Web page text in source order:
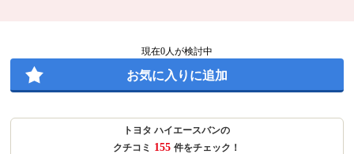
現在0人が検討中
お気に入りに追加
トヨタ ハイエースバンの
クチコミ 155 件をチェック！